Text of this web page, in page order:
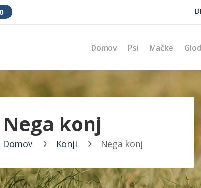
Domov Psi Mačke
Nega konj
Domov Konji Nega konj